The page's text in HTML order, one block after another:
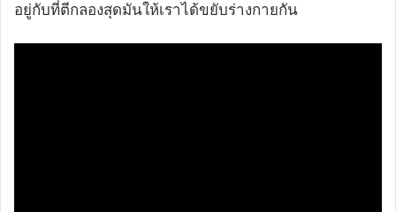
อยู่กับที่ตีกลองสุดมันให้เราได้ขยับร่างกายกัน